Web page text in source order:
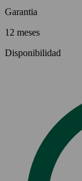
Garantia
12 meses
Disponibilidad